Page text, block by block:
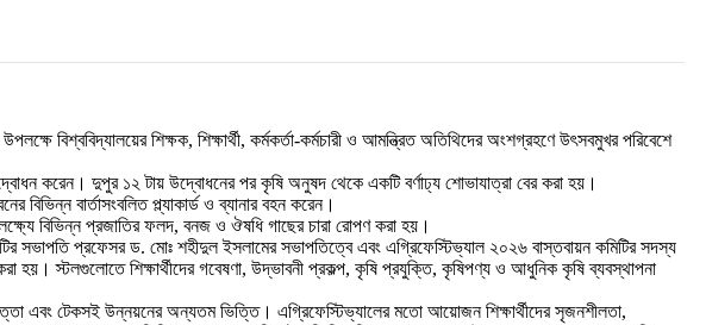
বিশ্ববিদ্যালয়ের শিক্ষক, শিক্ষার্থী, কর্মকর্তা-কর্মচারী ও আমন্ত্রিত অতিথিদের অংশগ্রহণে উৎসবমুখর পরিবেশে
করেন। দুপুর ১২ টায় উদ্বোধনের পর কৃষি অনুষদ থেকে একটি বর্ণাঢ্য শোভাযাত্রা বের করা হয়।
বার্তাসংবলিত প্ল্যাকার্ড ও ব্যানার বহন করেন।
বিভিন্ন প্রজাতির ফলদ, বনজ ও ঔষধি গাছের চারা রোপণ করা হয়।
সভাপতি প্রফেসর ড. মোঃ শহীদুল ইসলামের সভাপতিত্বে এবং এগ্রিফেস্টিভ্যাল ২০২৬ বাস্তবায়ন কমিটির সদস্য
হয়। স্টলগুলোতে শিক্ষার্থীদের গবেষণা, উদ্ভাবনী প্রকল্প, কৃষি প্রযুক্তি, কৃষিপণ্য ও আধুনিক কৃষি ব্যবস্থাপনা
এবং টেকসই উন্নয়নের অন্যতম ভিত্তি। এগ্রিফেস্টিভ্যালের মতো আয়োজন শিক্ষার্থীদের সৃজনশীলতা,